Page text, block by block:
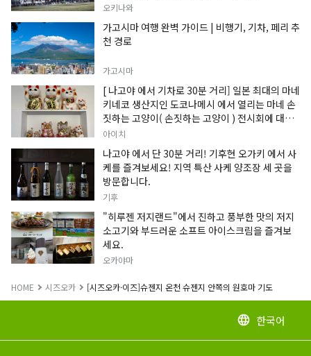
오키나와
가고시마 여행 완벽 가이드 | 비행기, 기차, 페리 추
천 경로
가고시마
[ 나고야 에서 기차로 30분 거리] 일본 최대의 마네
키네코 생산지인 도코나메시 에서 열리는 마네 손
짓하는 고양이( 손짓하는 고양이 ) 전시회에 대한
정보입니다.
아이치
나고야 에서 단 30분 거리! 기후현 오가키 에서 사
케를 즐겨보세요! 지역 특산 사케 양조장 세 곳을
방문합니다.
기후
"히루젠 저지랜드"에서 진하고 풍부한 맛의 저지
소고기와 부드러운 소프트 아이스크림을 즐겨보
세요.
오카야마
HOME 시즈오카 [시즈오카·이즈]슈젠지 온천 슈젠지 안쪽의 원호마 기도
language 한국어